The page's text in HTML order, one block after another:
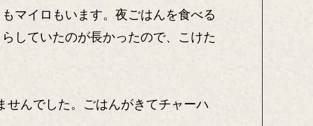
マイロもいます。夜ごはんを食べる
していたのが長かったので、こけた
せんでした。ごはんがきてチャーハ